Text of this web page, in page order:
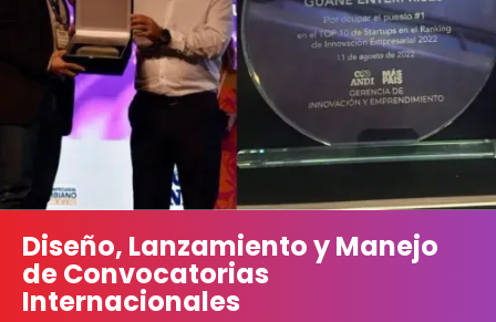
Diseño, Lanzamiento y Manejo
de Convocatorias
Internacionales